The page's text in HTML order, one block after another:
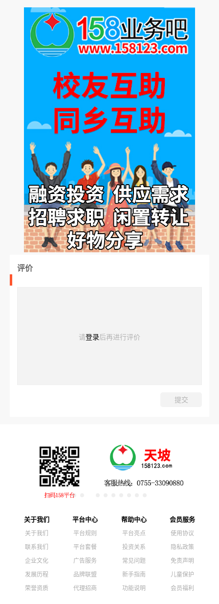
评价
请登录后再进行评价
关于我们
关于我们
联系我们
企业文化
发展历程
荣誉资质
平台中心
平台规则
平台套餐
广告服务
品牌联盟
代理招商
帮助中心
平台亮点
投资关系
常见问题
新手指南
功能说明
会员服务
使用协议
隐私政策
免责声明
儿童保护
会员福利